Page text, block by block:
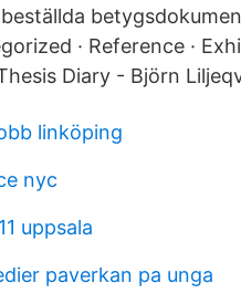
· Reference ·
Diary - Björn
linköping
nyc
uppsala
paverkan pa unga